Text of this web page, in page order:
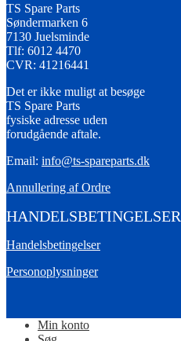
TS Spare Parts
Søndermarken 6
7130 Juelsminde
Tlf: 6012 4470
CVR: 41216441
Det er ikke muligt at besøge
TS Spare Parts
fysiske adresse uden
forudgående aftale.
Email: info@ts-spareparts.dk
Annullering af Ordre
HANDELSBETINGELSER
Handelsbetingelser
Personoplysninger
Min konto